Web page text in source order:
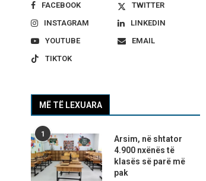
FACEBOOK
TWITTER
INSTAGRAM
LINKEDIN
YOUTUBE
EMAIL
TIKTOK
MË TË LEXUARA
1
Arsim, në shtator
4.900 nxënës të
klasës së parë më
pak